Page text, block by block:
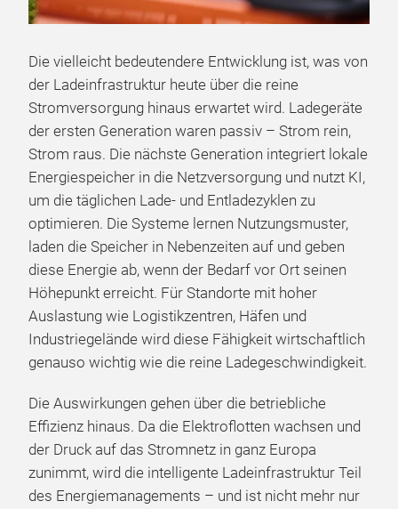
Die vielleicht bedeutendere Entwicklung ist, was von
der Ladeinfrastruktur heute über die reine
Stromversorgung hinaus erwartet wird. Ladegeräte
der ersten Generation waren passiv – Strom rein,
Strom raus. Die nächste Generation integriert lokale
Energiespeicher in die Netzversorgung und nutzt KI,
um die täglichen Lade- und Entladezyklen zu
optimieren. Die Systeme lernen Nutzungsmuster,
laden die Speicher in Nebenzeiten auf und geben
diese Energie ab, wenn der Bedarf vor Ort seinen
Höhepunkt erreicht. Für Standorte mit hoher
Auslastung wie Logistikzentren, Häfen und
Industriegelände wird diese Fähigkeit wirtschaftlich
genauso wichtig wie die reine Ladegeschwindigkeit.
Die Auswirkungen gehen über die betriebliche
Effizienz hinaus. Da die Elektroflotten wachsen und
der Druck auf das Stromnetz in ganz Europa
zunimmt, wird die intelligente Ladeinfrastruktur Teil
des Energiemanagements – und ist nicht mehr nur